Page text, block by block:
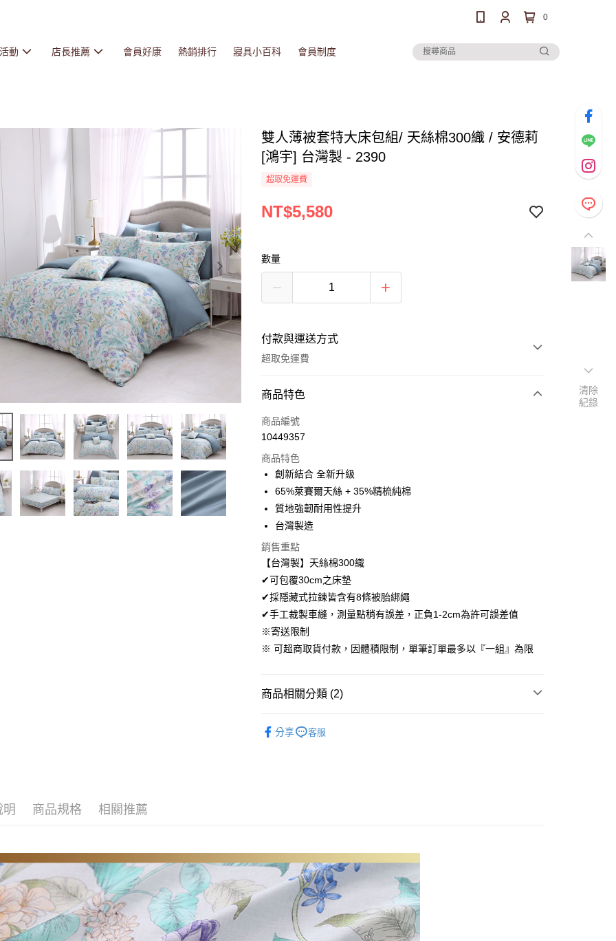
0
動 店長推薦 會員好康 熱銷排行 寢具小百科 會員制度
雙人薄被套特大床包組/ 天絲棉300織 / 安德莉
[鴻宇] 台灣製 - 2390
超取免運費
NT$5,580
數量
付款與運送方式
超取免運費
付款方式
信用卡一次付款
LINE Pay
Apple Pay
悠遊付
Google Pay
相關說明
【關於「AFTEE先享後付」】
AFTEE先享後付是「在收到商品之後才付款」的支付方式。 讓您購物簡單
便利好安心！
１．簡單：不需註冊會員、不需綁卡、不需儲值。
２．便利：只要手機號碼，簡訊認證，即可結帳。
【「AFTEE先享後付」結帳流程】
１．於結帳方式選擇「AFTEE先享後付」後，將跳轉至「AFTEE先享後
２．訂單成立數日內，您將收到繳費通知簡訊。
３．收到繳費通知簡訊後14天內，點擊此簡訊中的連結，可透過四大超商
１．透過由恩沛科技股份有限公司提供之「AFTEE先享後付」服務完成之
交易，需依本服務之必要範圍內提供個人資料，並將交易相關給付款項請
求債權轉讓予恩沛科技股份有限公司。
２．關於個人資料處理事宜，請瀏覽以下網址：
https://aftee.tw/terms/#terms3
３．未成年的使用者請事先徵得法定代理人或監護人之同意方可使用
「AFTEE先享後付」，若未經同意申辦者引起之損失，本公司不負相關責
ATM付款
運送方式
免運費
付款後全家取貨
每筆NT$100，滿NT$499(含以上)免運費
離島宅配
每筆NT$100，滿NT$499(含以上)免運費
商品特色
商品編號
10449357
商品特色
創新結合 全新升級
65%萊賽爾天絲 + 35%精梳純棉
質地強韌耐用性提升
台灣製造
銷售重點
【台灣製】天絲棉300織
✔可包覆30cm之床墊
✔採隱藏式拉鍊皆含有8條被胎綁繩
✔手工裁製車縫，測量點稍有誤差，正負1-2cm為許可誤差值
※寄送限制
※ 可超商取貨付款，因體積限制，單筆訂單最多以『一組』為限
商品相關分類 (2)
分享 客服
明 商品規格 相關推薦
清除
紀錄